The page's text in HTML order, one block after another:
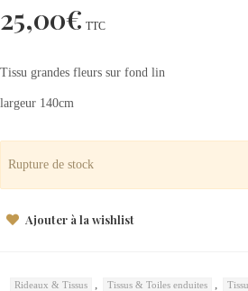
25,00€ TTC
Tissu grandes fleurs sur fond lin
largeur 140cm
Rupture de stock
Ajouter à la wishlist
Rideaux & Tissus Tissus & Toiles enduites